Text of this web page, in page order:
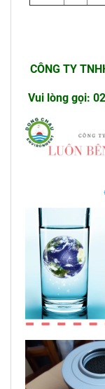
CÔNG TY
Vui lòng gọi: